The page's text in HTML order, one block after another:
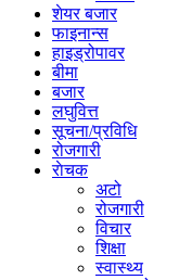
शेयर बजार
फाइनान्स
हाइड्रोपावर
बीमा
बजार
लघुवित्त
सूचना/प्रविधि
रोजगारी
राेचक
अटो
रोजगारी
विचार
शिक्षा
स्वास्थ्य